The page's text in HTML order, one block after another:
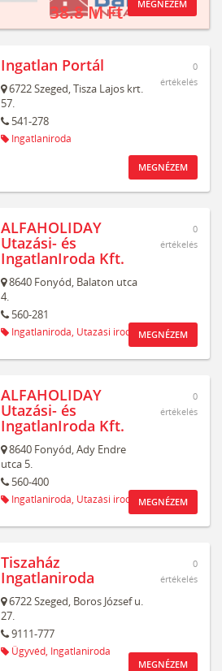
38.8 M Ft MEGNÉZEM
Ingatlan Portál
6722Szeged,Tisza Lajos krt.
57.
541-278
Ingatlaniroda
0
értékelés
MEGNÉZEM
ALFAHOLIDAY
Utazási- és
IngatlanIroda Kft.
8640 Fonyód, Balaton utca
4.
560-281
Ingatlaniroda, Utazási iroda
0
értékelés
MEGNÉZEM
ALFAHOLIDAY
Utazási- és
IngatlanIroda Kft.
8640 Fonyód,Ady Endre
utca 5.
560-400
Ingatlaniroda, Utazási iroda
0
értékelés
MEGNÉZEM
Tiszaház
Ingatlaniroda
6722Szeged, Boros József u.
27.
9111-777
Ügyvéd, Ingatlaniroda
0
értékelés
MEGNÉZEM